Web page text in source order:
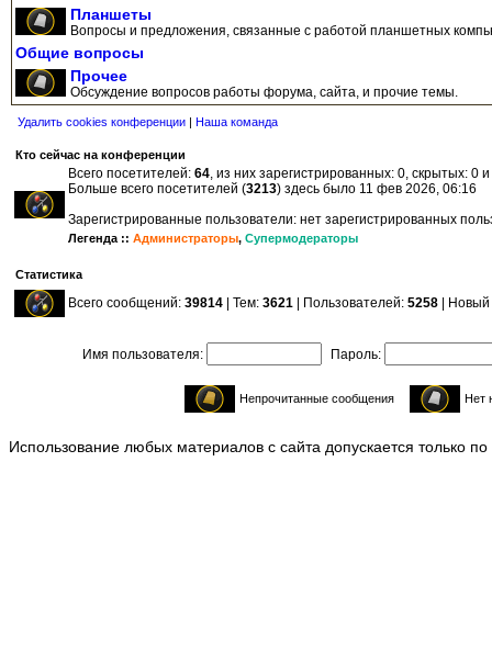
Планшеты
Вопросы и предложения, связанные с работой планшетных
Общие вопросы
Прочее
Обсуждение вопросов работы форума, сайта, и прочие темы.
Удалить cookies конференции | Наша команда
Кто сейчас на конференции
Всего посетителей: 64, из них зарегистрированных: 0, скрытых: 0
Больше всего посетителей (3213) здесь было 11 фев 2026, 06:16
Зарегистрированные пользователи: нет зарегистрированных
Легенда :: Администраторы, Супермодераторы
Статистика
Всего сообщений: 39814 | Тем: 3621 | Пользователей: 5258 |
Имя пользователя: Пароль:
Непрочитанные сообщения Нет
Использование любых материалов с сайта допускается только